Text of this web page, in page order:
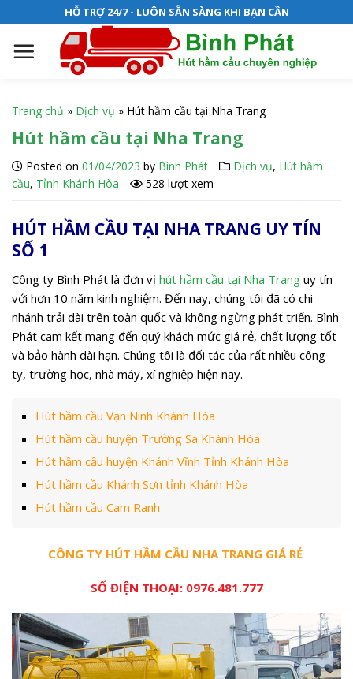
k
HỖ TRỢ 24/7 - LUÔN SẴN SÀNG KHI BẠN CẦN
Trang chủ » Dịch vụ » Hút hầm cầu tại Nha Trang
Hút hầm cầu tại Nha Trang
Posted on 01/04/2023 by Bình Phát Dịch vụ, Hút hầm
cầu, Tỉnh Khánh Hòa 528 lượt xem
HÚT HẦM CẦU TẠI NHA TRANG UY TÍN
SỐ 1
Công ty Bình Phát là đơn vị hút hầm cầu tại Nha Trang uy tín
với hơn 10 năm kinh nghiệm. Đến nay, chúng tôi đã có chi
nhánh trải dài trên toàn quốc và không ngừng phát triển. Bình
Phát cam kết mang đến quý khách mức giá rẻ, chất lượng tốt
và bảo hành dài hạn. Chúng tôi là đối tác của rất nhiều công
ty, trường học, nhà máy, xí nghiệp hiện nay.
Hút hầm cầu Vạn Ninh Khánh Hòa
Hút hầm cầu huyện Trường Sa Khánh Hòa
Hút hầm cầu huyện Khánh Vĩnh Tỉnh Khánh Hòa
Hút hầm cầu Khánh Sơn tỉnh Khánh Hòa
Hút hầm cầu Cam Ranh
CÔNG TY HÚT HẦM CẦU NHA TRANG GIÁ RẺ
SỐ ĐIỆN THOẠI: 0976.481.777